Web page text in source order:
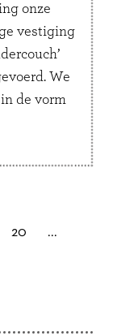
onze
vestiging
We
de vorm
pagina
20 ...